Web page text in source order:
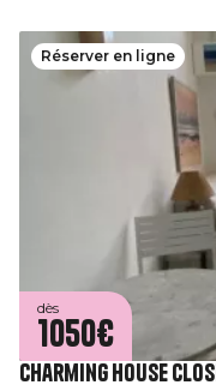
Réserver en ligne
dès
1050€
Charming house